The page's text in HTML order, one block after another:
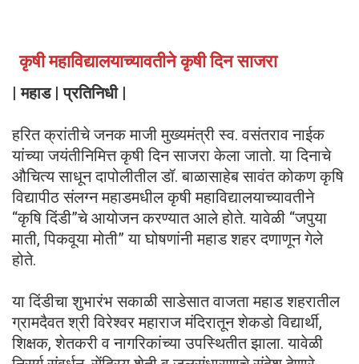
कृषी महाविद्यालयाच्यावतीने कृषी दिन साजरा
| महाड | प्रतिनिधी |
हरित क्रांतीचे जनक माजी मुख्यमंत्री स्व. वसंतराव नाईक
यांच्या जयंतीनिमित्त कृषी दिन साजरा केला जातो. या दिनाचे
औचित्य साधून दापोलीतील डॉ. बाळासाहेब सावंत कोकण कृषि
विद्यापीठ संलग्न महाडमधील कृषी महाविद्यालयाच्यावतीने
“कृषि दिंडी”चे आयोजन करण्यात आले होते. यावेळी “जपुया
माती, पिकवूया मोती” या घोषणांनी महाड शहर दणाणून गेले
होते.
या दिंडीचा शुभारंभ सकाळी साडेसात वाजता महाड शहरातील
ग्रामदैवत श्री विरेश्वर महाराज मंदिरातून शेकडो विद्यार्थी,
शिक्षक, शेतकरी व नागरिकांच्या उपस्थितीत झाला. यावेळी